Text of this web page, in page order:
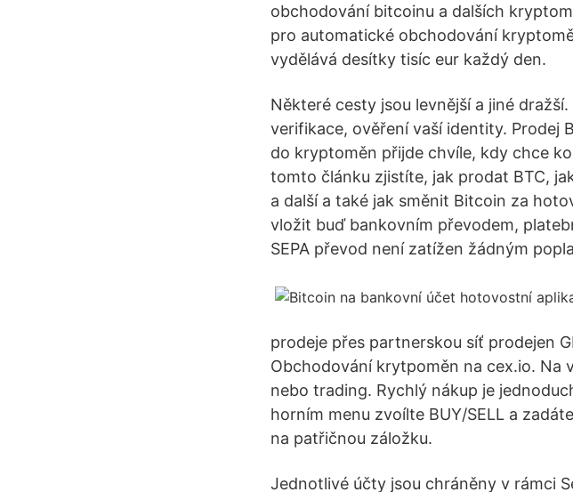
obchodování bitcoinu a dalších
pro automatické obchodování
vydělává desítky tisíc eur každý den.
Některé cesty jsou levnější a jiné
verifikace, ověření vaší identity. Prodej
do kryptoměn přijde chvíle, kdy chce
tomto článku zjistíte, jak prodat BTC,
a další a také jak směnit Bitcoin za
vložit buď bankovním převodem,
SEPA převod není zatížen žádným
prodeje přes partnerskou síť prodejen
Obchodování krytpoměn na cex.io. Na
nebo trading. Rychlý nákup je
horním menu zvoílte BUY/SELL a
na patřičnou záložku.
Jednotlivé účty jsou chráněny v rámci